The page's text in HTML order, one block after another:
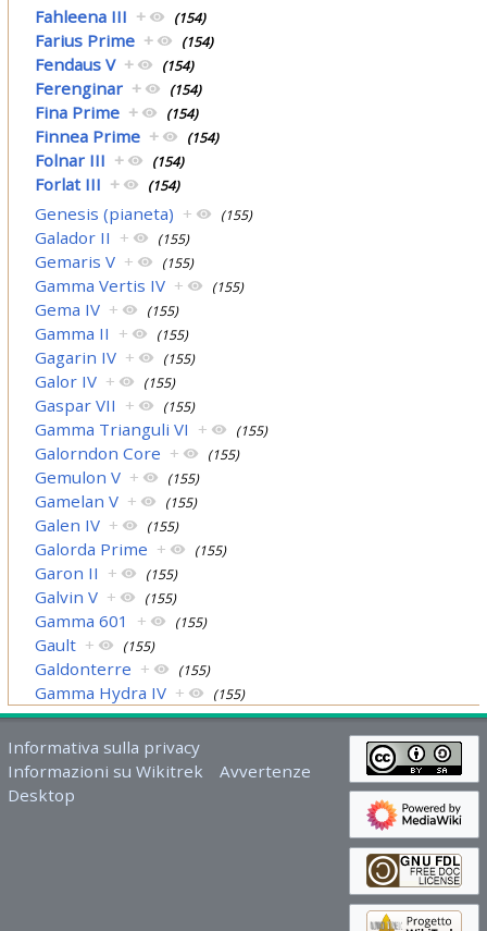
Fahleena III + (154)
Farius Prime + (154)
Fendaus V + (154)
Ferenginar + (154)
Fina Prime + (154)
Finnea Prime + (154)
Folnar III + (154)
Forlat III + (154)
Genesis (pianeta) + (155)
Galador II + (155)
Gemaris V + (155)
Gamma Vertis IV + (155)
Gema IV + (155)
Gamma II + (155)
Gagarin IV + (155)
Galor IV + (155)
Gaspar VII + (155)
Gamma Trianguli VI + (155)
Galorndon Core + (155)
Gemulon V + (155)
Gamelan V + (155)
Galen IV + (155)
Galorda Prime + (155)
Garon II + (155)
Galvin V + (155)
Gamma 601 + (155)
Gault + (155)
Galdonterre + (155)
Gamma Hydra IV + (155)
Informativa sulla privacy
Informazioni su Wikitrek
Avvertenze
Desktop